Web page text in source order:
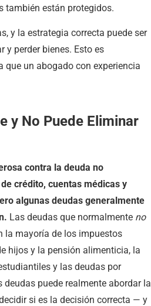
también están protegidos.
y la estrategia correcta puede ser
y perder bienes. Esto es
que un abogado con experiencia
y No Puede Eliminar
contra la deuda no
crédito, cuentas médicas y
algunas deudas generalmente
Las deudas que normalmente no
la mayoría de los impuestos
hijos y la pensión alimenticia, la
y las deudas por
deudas puede realmente abordar la
si es la decisión correcta — y